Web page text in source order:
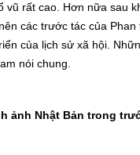
vũ rất cao. Hơn nữa sau
các trước tác của
của lịch sử xã hội.
nói chung.
ảnh Nhật Bản trong